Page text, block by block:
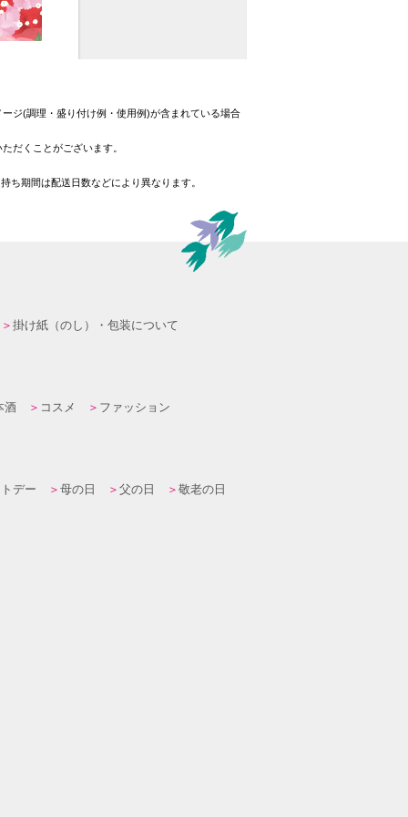
ジ(調理・盛り付け例・使用例)が含まれている場合
だくことがございます。
ち期間は配送日数などにより異なります。
掛け紙（のし）・包装について
酒 コスメ ファッション
デー 母の日 父の日 敬老の日